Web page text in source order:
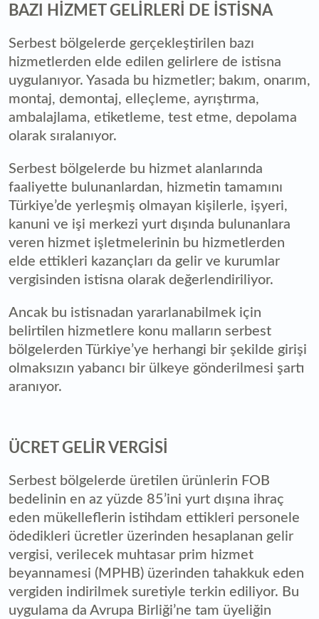
BAZI HİZMET GELİRLERİ DE İSTİSNA
Serbest bölgelerde gerçekleştirilen bazı
hizmetlerden elde edilen gelirlere de istisna
uygulanıyor. Yasada bu hizmetler; bakım, onarım,
montaj, demontaj, elleçleme, ayrıştırma,
ambalajlama, etiketleme, test etme, depolama
olarak sıralanıyor.
Serbest bölgelerde bu hizmet alanlarında
faaliyette bulunanlardan, hizmetin tamamını
Türkiye’de yerleşmiş olmayan kişilerle, işyeri,
kanuni ve işi merkezi yurt dışında bulunanlara
veren hizmet işletmelerinin bu hizmetlerden
elde ettikleri kazançları da gelir ve kurumlar
vergisinden istisna olarak değerlendiriliyor.
Ancak bu istisnadan yararlanabilmek için
belirtilen hizmetlere konu malların serbest
bölgelerden Türkiye’ye herhangi bir şekilde girişi
olmaksızın yabancı bir ülkeye gönderilmesi şartı
aranıyor.
ÜCRET GELİR VERGİSİ
Serbest bölgelerde üretilen ürünlerin FOB
bedelinin en az yüzde 85’ini yurt dışına ihraç
eden mükelleflerin istihdam ettikleri personele
ödedikleri ücretler üzerinden hesaplanan gelir
vergisi, verilecek muhtasar prim hizmet
beyannamesi (MPHB) üzerinden tahakkuk eden
vergiden indirilmek suretiyle terkin ediliyor. Bu
uygulama da Avrupa Birliği’ne tam üyeliğin